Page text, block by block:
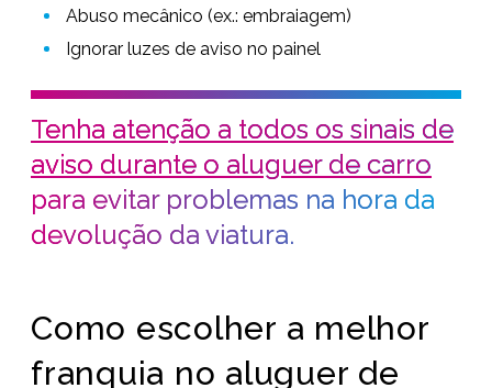
Abuso mecânico (ex.: embraiagem)
Ignorar luzes de aviso no painel
Tenha atenção a todos os sinais de
aviso durante o aluguer de carro
para evitar problemas na hora da
devolução da viatura.
Como escolher a melhor
franquia no aluguer de